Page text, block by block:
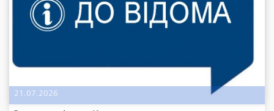
21.07.2026